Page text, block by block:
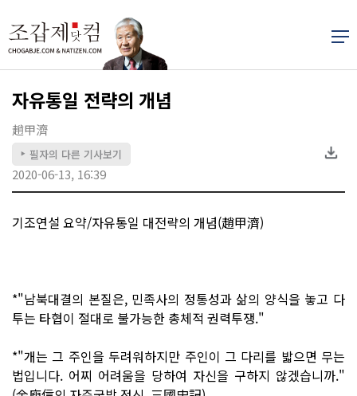
자유통일 전략의 개념
趙甲濟
▶ 필자의 다른 기사보기
2020-06-13, 16:39
기조연설 요약/자유통일 대전략의 개념(趙甲濟)
*"남북대결의 본질은, 민족사의 정통성과 삶의 양식을 놓고 다
투는 타협이 절대로 불가능한 총체적 권력투쟁."
*"개는 그 주인을 두려워하지만 주인이 그 다리를 밟으면 무는
법입니다. 어찌 어려움을 당하여 자신을 구하지 않겠습니까."